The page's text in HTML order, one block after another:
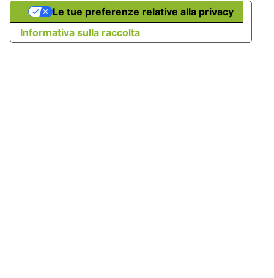
Informativa sulla raccolta
Le tue preferenze relative alla privacy